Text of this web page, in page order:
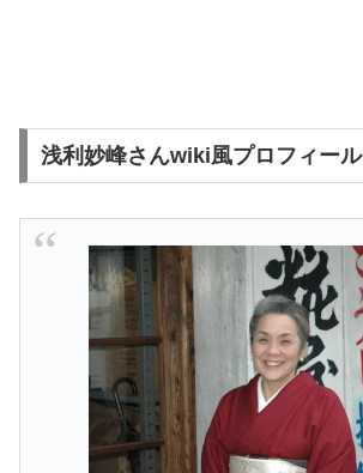
浅利妙峰さんwiki風プロフィール